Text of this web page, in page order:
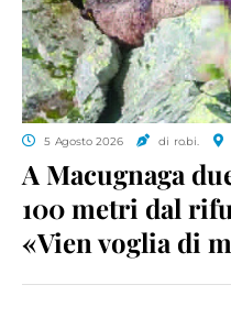
5 Agosto 2026 di ro.bi.
A Macugnaga
100 metri dal
«Vien voglia di